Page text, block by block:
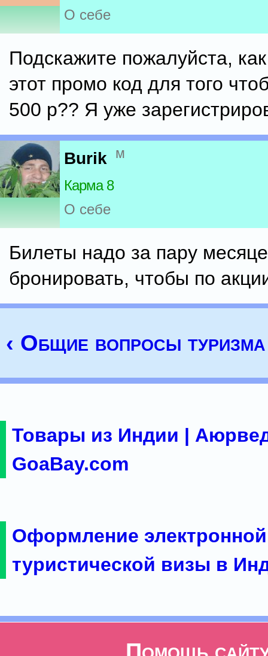
О себе
Подскажите пожалуйста,
этот промо код для того
500 р?? Я уже
Burik м
Карма 8
О себе
Билеты надо за пару
бронировать, чтобы по
‹ Общие вопросы туризма
Товары из Индии |
GoaBay.com
Оформление электронной
туристической визы в